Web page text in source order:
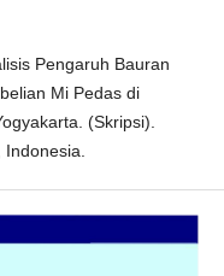
Pengaruh Bauran
Mi Pedas di
(Skripsi).
Indonesia.